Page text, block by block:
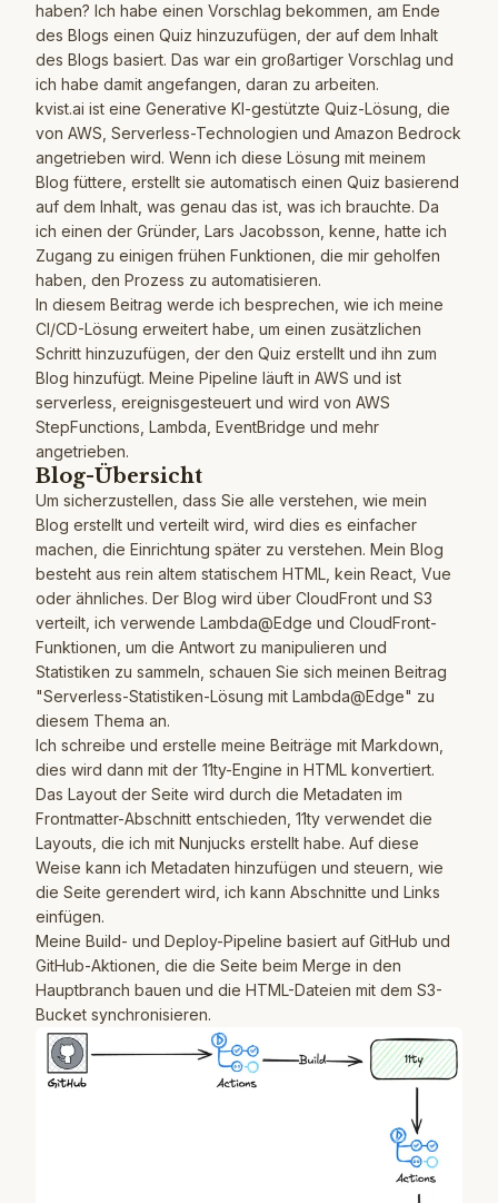
haben? Ich habe einen Vorschlag bekommen, am Ende
des Blogs einen Quiz hinzuzufügen, der auf dem Inhalt
des Blogs basiert. Das war ein großartiger Vorschlag und
ich habe damit angefangen, daran zu arbeiten.
kvist.ai ist eine Generative KI-gestützte Quiz-Lösung, die
von AWS, Serverless-Technologien und Amazon Bedrock
angetrieben wird. Wenn ich diese Lösung mit meinem
Blog füttere, erstellt sie automatisch einen Quiz basierend
auf dem Inhalt, was genau das ist, was ich brauchte. Da
ich einen der Gründer, Lars Jacobsson, kenne, hatte ich
Zugang zu einigen frühen Funktionen, die mir geholfen
haben, den Prozess zu automatisieren.
In diesem Beitrag werde ich besprechen, wie ich meine
CI/CD-Lösung erweitert habe, um einen zusätzlichen
Schritt hinzuzufügen, der den Quiz erstellt und ihn zum
Blog hinzufügt. Meine Pipeline läuft in AWS und ist
serverless, ereignisgesteuert und wird von AWS
StepFunctions, Lambda, EventBridge und mehr
angetrieben.
Blog-Übersicht
Um sicherzustellen, dass Sie alle verstehen, wie mein
Blog erstellt und verteilt wird, wird dies es einfacher
machen, die Einrichtung später zu verstehen. Mein Blog
besteht aus rein altem statischem HTML, kein React, Vue
oder ähnliches. Der Blog wird über CloudFront und S3
verteilt, ich verwende Lambda@Edge und CloudFront-
Funktionen, um die Antwort zu manipulieren und
Statistiken zu sammeln, schauen Sie sich meinen Beitrag
"Serverless-Statistiken-Lösung mit Lambda@Edge" zu
diesem Thema an.
Ich schreibe und erstelle meine Beiträge mit Markdown,
dies wird dann mit der 11ty-Engine in HTML konvertiert.
Das Layout der Seite wird durch die Metadaten im
Frontmatter-Abschnitt entschieden, 11ty verwendet die
Layouts, die ich mit Nunjucks erstellt habe. Auf diese
Weise kann ich Metadaten hinzufügen und steuern, wie
die Seite gerendert wird, ich kann Abschnitte und Links
einfügen.
Meine Build- und Deploy-Pipeline basiert auf GitHub und
GitHub-Aktionen, die die Seite beim Merge in den
Hauptbranch bauen und die HTML-Dateien mit dem S3-
Bucket synchronisieren.